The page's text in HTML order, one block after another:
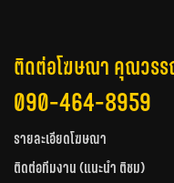
ติดต่อโฆษณา คุณวร
090-464-8959
รายละเอียดโฆษณา
ติดต่อทีมงาน (แนะนำ ติชม)